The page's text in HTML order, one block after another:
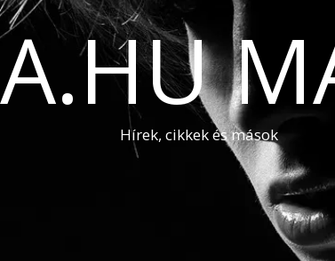
Hírek, cikkek és mások